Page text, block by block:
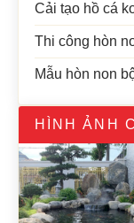
Cải tạo hồ cá
Thi công hòn
Mẫu hòn non
HÌNH ẢNH